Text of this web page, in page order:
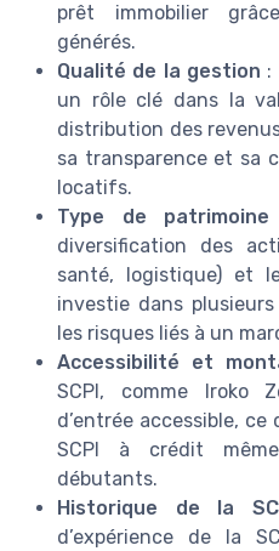
prêt immobilier
générés.
Qualité de la gestion :
un rôle clé dans la
distribution des
sa transparence et sa
locatifs.
Type de patrimoine
diversification des
santé, logistique) et
investie dans
les risques liés à un
Accessibilité et
SCPI, comme Iroko
d’entrée accessible,
SCPI à crédit
débutants.
Historique de la
d’expérience de la